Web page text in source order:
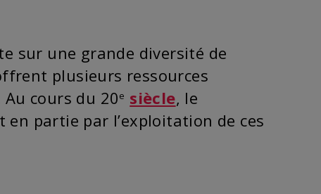
sur une grande diversité de
plusieurs ressources
cours du 20e siècle, le
en partie par l’exploitation de ces